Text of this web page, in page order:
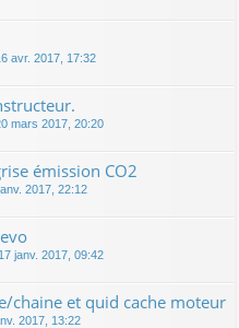
avr. 2017, 17:32
mars 2017, 20:20
émission CO2
2017, 22:12
17 janv. 2017, 09:42
chaine et quid cache moteur
2017, 13:22